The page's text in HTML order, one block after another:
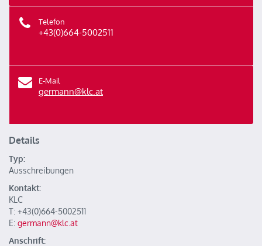
Telefon
+43(0)664-5002511
E-Mail
germann@klc.at
Details
Typ:
Ausschreibungen
Kontakt:
KLC
T: +43(0)664-5002511
E: germann@klc.at
Anschrift: